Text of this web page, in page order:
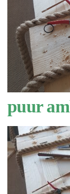
puur